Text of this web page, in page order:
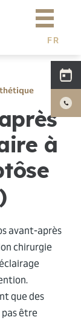
FR
C
à
avant-après
chirurgie
que des
être